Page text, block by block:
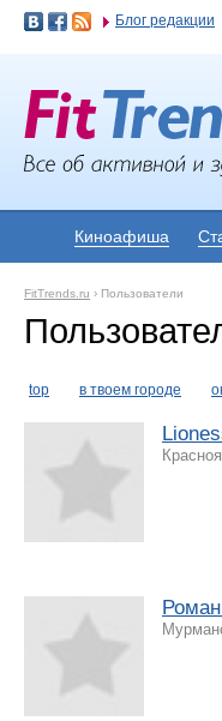
Блог редакции
Киноафиша
FitTrends.ru › Пользователи
top в твоем городе